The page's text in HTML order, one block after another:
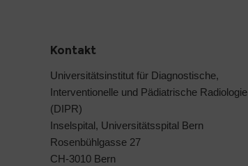
Kontakt
Universitätsinstitut für Diagnostische,
Interventionelle und Pädiatrische Radiologie
(DIPR)
Inselspital, Universitätsspital Bern
Rosenbühlgasse 27
CH-3010 Bern